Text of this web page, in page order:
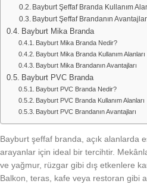
Bayburt Şeffaf Branda Kullanım
Bayburt Şeffaf Brandanın
Bayburt Mika Branda
Bayburt Mika Branda Nedir?
Bayburt Mika Branda Kullanım Alanları
Bayburt Mika Brandanın Avantajları
Bayburt PVC Branda
Bayburt PVC Branda Nedir?
Bayburt PVC Branda Kullanım Alanları
Bayburt PVC Brandanın Avantajları
Bayburt şeffaf branda, açık alanlarda
arayanlar için ideal bir tercihtir.
ve yağmur, rüzgar gibi dış etkenlere
Balkon, teras, kafe veya restoran gibi